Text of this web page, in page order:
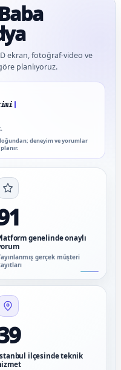
ekran, fotoğraf-video ve
planlıyoruz.
deneyim ve yorumlar
91 platform genelinde
genelinde onaylı
gerçek müşteri
ilçesinde teknik